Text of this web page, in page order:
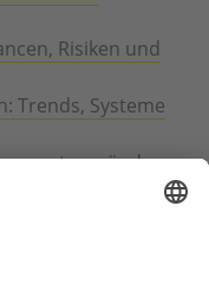
Risiken und
Trends, Systeme
verändern
Netze und